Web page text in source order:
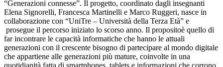
“Generazioni connesse”. Il progetto, coordinato dagli insegnanti
Elena Signorelli, Francesca Martinelli e Marco Ruggeri, nasce in
collaborazione con “UniTre – Università della Terza Età” e
prosegue il percorso iniziato lo scorso anno. Il propositoè quello di
far incontrare le capacità informatiche che hanno le attuali
generazioni con il crescente bisogno di partecipare al mondo digitale
che appartiene alle generazioni più mature, coinvolte in una